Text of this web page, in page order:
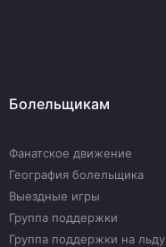
Болельщикам
Фанатское движение
География болельщика
Выездные игры
Группа поддержки
Группа поддержки на льду